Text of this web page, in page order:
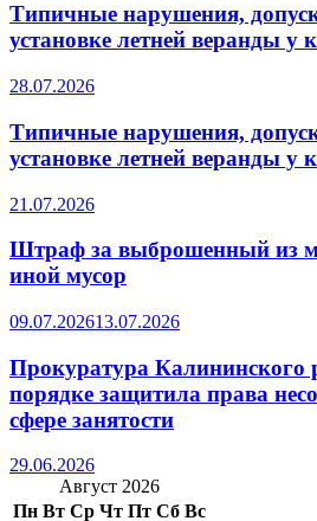
Типичные нарушения,
установке летней веранды у
28.07.2026
Типичные нарушения,
установке летней веранды у
21.07.2026
Штраф за выброшенный из
иной мусор
09.07.202613.07.2026
Прокуратура Калининского
порядке защитила права
сфере занятости
29.06.2026
Август 2026
Пн Вт Ср Чт Пт Сб Вс